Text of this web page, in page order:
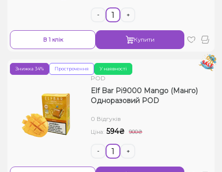
- +
В 1 клік Купити
У наявності
Знижка 34% Прострочення
POD
Elf Bar Pi9000 Mango (Манго)
Одноразовий POD
0 Відгуків
Ціна: 594₴ 900₴
- +